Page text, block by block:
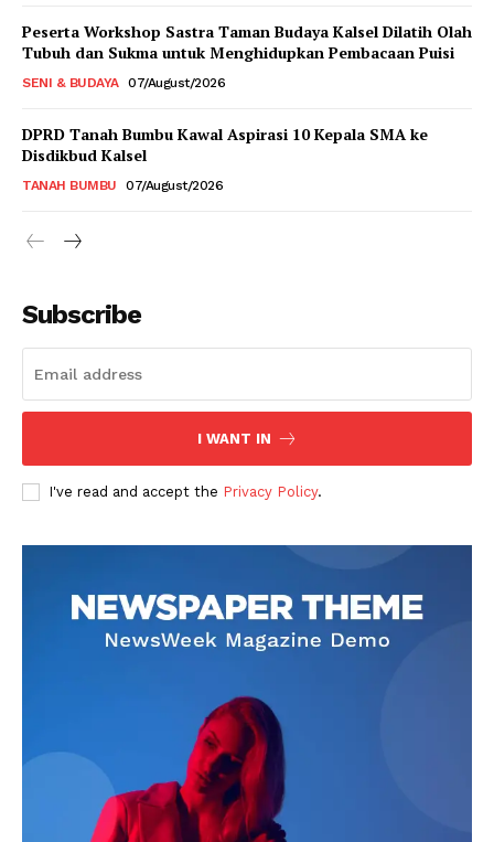
Peserta Workshop Sastra Taman Budaya Kalsel Dilatih Olah
Tubuh dan Sukma untuk Menghidupkan Pembacaan Puisi
SENI & BUDAYA 07/August/2026
DPRD Tanah Bumbu Kawal Aspirasi 10 Kepala SMA ke
Disdikbud Kalsel
TANAH BUMBU 07/August/2026
Subscribe
I WANT IN
I've read and accept the Privacy Policy.